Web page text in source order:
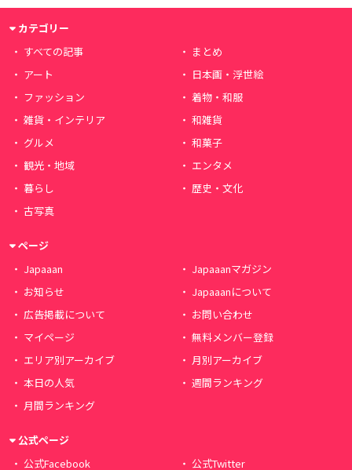
カテゴリー
すべての記事
まとめ
アート
日本画・浮世絵
ファッション
着物・和服
雑貨・インテリア
和雑貨
グルメ
和菓子
観光・地域
エンタメ
暮らし
歴史・文化
古写真
ページ
Japaaan
Japaaanマガジン
お知らせ
Japaaanについて
広告掲載について
お問い合わせ
マイページ
無料メンバー登録
エリア別アーカイブ
月別アーカイブ
本日の人気
週間ランキング
月間ランキング
公式ページ
公式Facebook
公式Twitter